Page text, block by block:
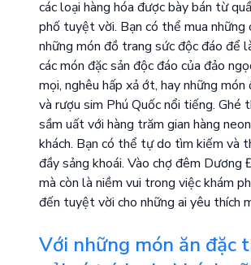
các loại hàng hóa được bày bán từ
phố tuyệt vời. Bạn có thể mua những
những món đồ trang sức độc đáo để
các món đặc sản độc đáo của đảo
mọi, nghêu hấp xả ớt, hay những
và rượu sim Phú Quốc nổi tiếng.
sầm uất với hàng trăm gian hàng
khách. Bạn có thể tự do tìm kiếm và
đầy sảng khoái. Vào chợ đêm Dương
mà còn là niềm vui trong việc khám
đến tuyệt vời cho những ai yêu thích
Với những món ăn đặc